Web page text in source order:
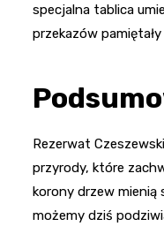
specjalna tablica
przekazów
Rezerwat
przyrody, które
korony drzew mienią
możemy dziś